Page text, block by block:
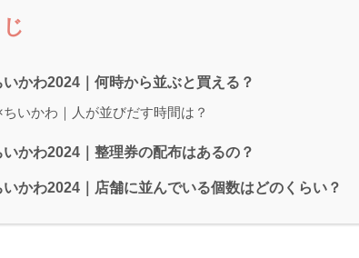
いかわ2024｜何時から並ぶと買える？
ちいかわ｜人が並びだす時間は？
いかわ2024｜整理券の配布はあるの？
いかわ2024｜店舗に並んでいる個数はどのくらい？